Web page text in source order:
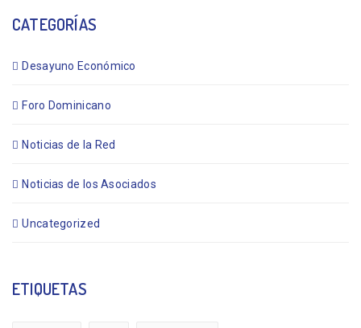
CATEGORÍAS
Desayuno Económico
Foro Dominicano
Noticias de la Red
Noticias de los Asociados
Uncategorized
ETIQUETAS